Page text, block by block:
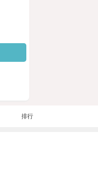
排行